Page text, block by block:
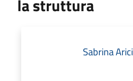
la struttura
Sabrina Arici